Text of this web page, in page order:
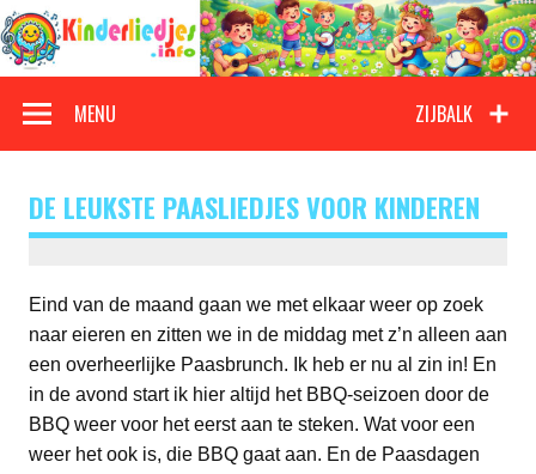
Doorgaan
naar
inhoud
Kinderliedjes
ZIJBALK
MENU
DE LEUKSTE PAASLIEDJES VOOR KINDEREN
Eind van de maand gaan we met elkaar weer op zoek
naar eieren en zitten we in de middag met z’n alleen aan
een overheerlijke Paasbrunch. Ik heb er nu al zin in! En
in de avond start ik hier altijd het BBQ-seizoen door de
BBQ weer voor het eerst aan te steken. Wat voor een
weer het ook is, die BBQ gaat aan. En de Paasdagen